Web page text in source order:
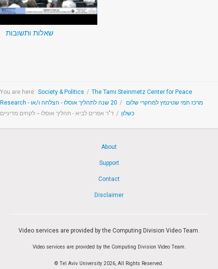
שאלות ותשובות
You are here: Society & Politics / The Tami Steinmetz Center for Peace
Research - מרכז תמי שטינמץ למחקרי שלום
/
20 שנה לתהליך אוסלו - הצלחה ו/או
כשלון / ד"ר אפרים לביא - תהליך אוסלו -- לקחים מדיניים
About
Support
Contact
Disclaimer
Video services are provided by the Computing Division Video Team.
Video services are provided by the Computing Division Video Team.
© Tel Aviv University 2026, All Rights Reserved.